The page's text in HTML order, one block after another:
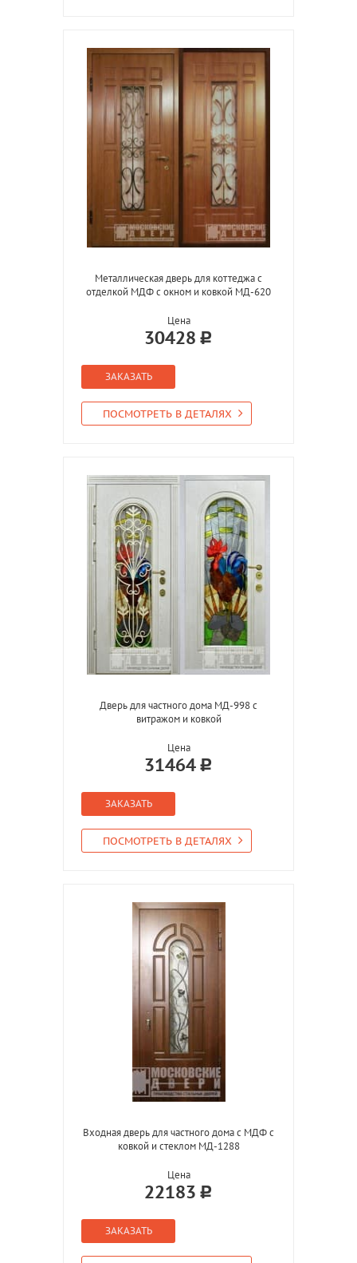
Металлическая дверь для коттеджа с
отделкой МДФ с окном и ковкой МД-620
Цена
30428
ЗАКАЗАТЬ
ПОСМОТРЕТЬ В ДЕТАЛЯХ
Дверь для частного дома МД-998 с
витражом и ковкой
Цена
31464
ЗАКАЗАТЬ
ПОСМОТРЕТЬ В ДЕТАЛЯХ
Входная дверь для частного дома с МДФ с
ковкой и стеклом МД-1288
Цена
22183
ЗАКАЗАТЬ